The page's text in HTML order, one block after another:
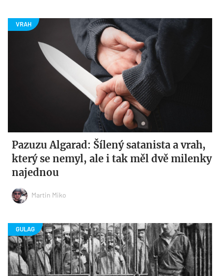
Pazuzu Algarad: Šílený satanista a vrah,
který se nemyl, ale i tak měl dvě milenky
najednou
Martin Miko